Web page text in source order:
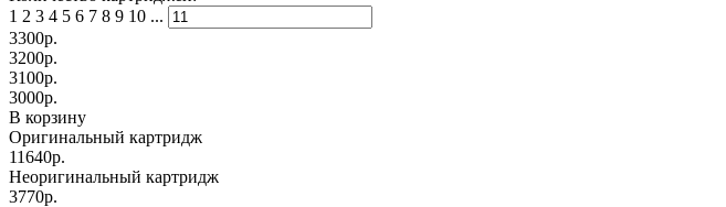
1 2 3 4 5 6 7 8 9 10 ...
3300р.
3200р.
3100р.
3000р.
В корзину
Оригинальный картридж
11640р.
Неоригинальный картридж
3770р.